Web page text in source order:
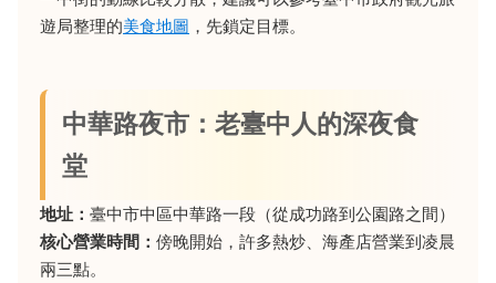
遊局整理的美食地圖 ，先鎖定目標。
中華路夜市：老臺中人的深夜食
堂
地址： 臺中市中區中華路一段（從成功路到公園路之間）
核心營業時間： 傍晚開始，許多熱炒、海產店營業到凌晨
兩三點。